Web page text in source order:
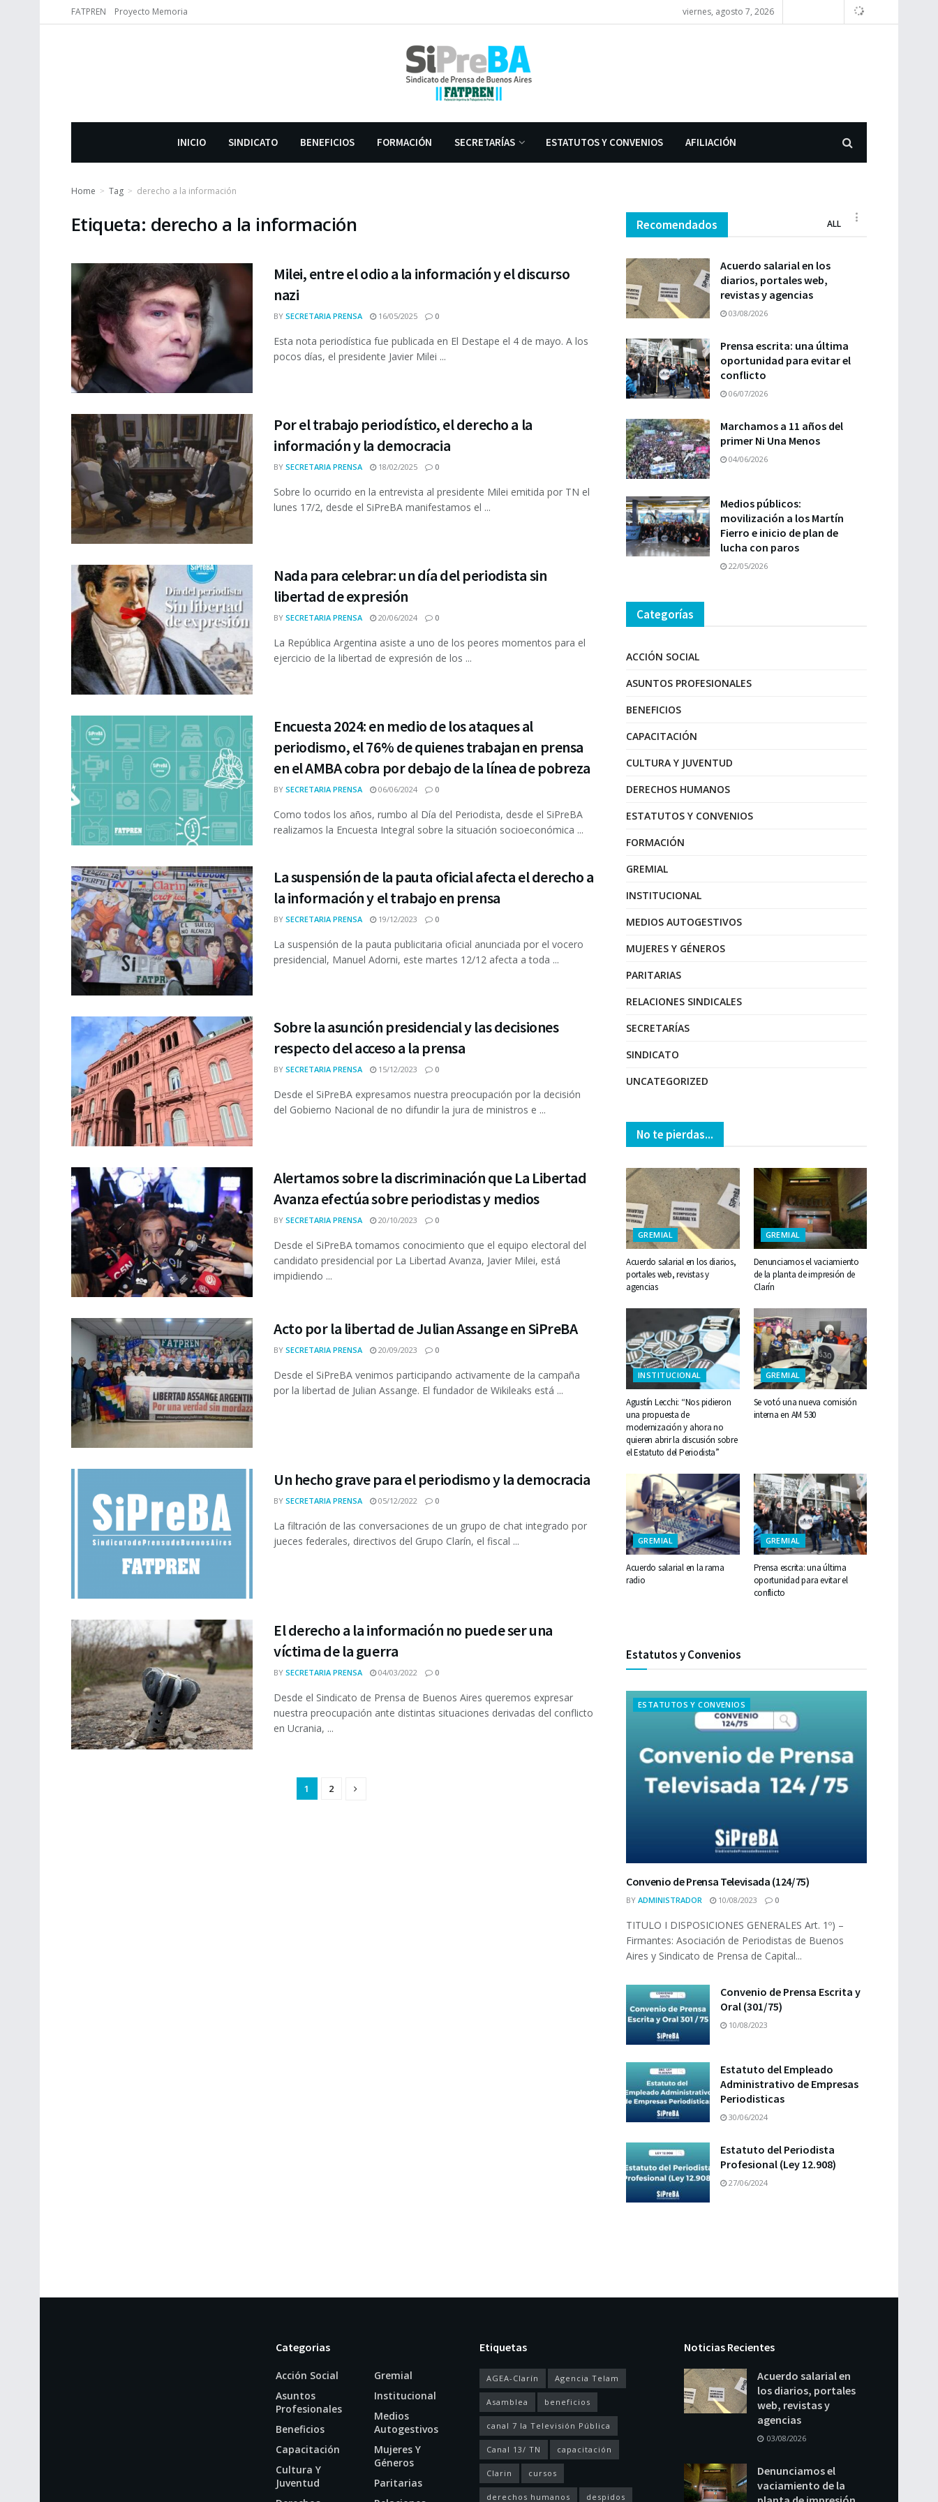
FATPREN Proyecto Memoria viernes, agosto 7, 2026
INICIO SINDICATO BENEFICIOS FORMACIÓN SECRETARÍAS ESTATUTOS Y CONVENIOS AFILIACIÓN
Home Tag derecho a la información
Etiqueta: derecho a la información
Milei, entre el odio a la información y el discurso
nazi
BY SECRETARIA PRENSA 16/05/2025 0
Esta nota periodística fue publicada en El Destape el 4 de mayo. A los
pocos días, el presidente Javier Milei ...
Por el trabajo periodístico, el derecho a la
información y la democracia
BY SECRETARIA PRENSA 18/02/2025 0
Sobre lo ocurrido en la entrevista al presidente Milei emitida por TN el
lunes 17/2, desde el SiPreBA manifestamos el ...
Nada para celebrar: un día del periodista sin
libertad de expresión
BY SECRETARIA PRENSA 20/06/2024 0
La República Argentina asiste a uno de los peores momentos para el
ejercicio de la libertad de expresión de los ...
Encuesta 2024: en medio de los ataques al
periodismo, el 76% de quienes trabajan en prensa
en el AMBA cobra por debajo de la línea de pobreza
BY SECRETARIA PRENSA 06/06/2024 0
Como todos los años, rumbo al Día del Periodista, desde el SiPreBA
realizamos la Encuesta Integral sobre la situación socioeconómica ...
La suspensión de la pauta oficial afecta el derecho a
la información y el trabajo en prensa
BY SECRETARIA PRENSA 19/12/2023 0
La suspensión de la pauta publicitaria oficial anunciada por el vocero
presidencial, Manuel Adorni, este martes 12/12 afecta a toda ...
Sobre la asunción presidencial y las decisiones
respecto del acceso a la prensa
BY SECRETARIA PRENSA 15/12/2023 0
Desde el SiPreBA expresamos nuestra preocupación por la decisión
del Gobierno Nacional de no difundir la jura de ministros e ...
Alertamos sobre la discriminación que La Libertad
Avanza efectúa sobre periodistas y medios
BY SECRETARIA PRENSA 20/10/2023 0
Desde el SiPreBA tomamos conocimiento que el equipo electoral del
candidato presidencial por La Libertad Avanza, Javier Milei, está
impidiendo ...
Acto por la libertad de Julian Assange en SiPreBA
BY SECRETARIA PRENSA 20/09/2023 0
Desde el SiPreBA venimos participando activamente de la campaña
por la libertad de Julian Assange. El fundador de Wikileaks está ...
Un hecho grave para el periodismo y la democracia
BY SECRETARIA PRENSA 05/12/2022 0
La filtración de las conversaciones de un grupo de chat integrado por
jueces federales, directivos del Grupo Clarín, el fiscal ...
El derecho a la información no puede ser una
víctima de la guerra
BY SECRETARIA PRENSA 04/03/2022 0
Desde el Sindicato de Prensa de Buenos Aires queremos expresar
nuestra preocupación ante distintas situaciones derivadas del conflicto
en Ucrania, ...
1 2
Recomendados ALL
Acuerdo salarial en los
diarios, portales web,
revistas y agencias
03/08/2026
Prensa escrita: una última
oportunidad para evitar el
conflicto
06/07/2026
Marchamos a 11 años del
primer Ni Una Menos
04/06/2026
Medios públicos:
movilización a los Martín
Fierro e inicio de plan de
lucha con paros
22/05/2026
Categorías
ACCIÓN SOCIAL
ASUNTOS PROFESIONALES
BENEFICIOS
CAPACITACIÓN
CULTURA Y JUVENTUD
DERECHOS HUMANOS
ESTATUTOS Y CONVENIOS
FORMACIÓN
GREMIAL
INSTITUCIONAL
MEDIOS AUTOGESTIVOS
MUJERES Y GÉNEROS
PARITARIAS
RELACIONES SINDICALES
SECRETARÍAS
SINDICATO
UNCATEGORIZED
No te pierdas...
GREMIAL
Acuerdo salarial en los diarios,
portales web, revistas y
agencias
GREMIAL
Denunciamos el vaciamiento
de la planta de impresión de
Clarín
INSTITUCIONAL
Agustín Lecchi: “Nos pidieron
una propuesta de
modernización y ahora no
quieren abrir la discusión sobre
el Estatuto del Periodista”
GREMIAL
Se votó una nueva comisión
interna en AM 530
GREMIAL
Acuerdo salarial en la rama
radio
GREMIAL
Prensa escrita: una última
oportunidad para evitar el
conflicto
Estatutos y Convenios
ESTATUTOS Y CONVENIOS
Convenio de Prensa Televisada (124/75)
BY ADMINISTRADOR 10/08/2023 0
TITULO I DISPOSICIONES GENERALES Art. 1º) –
Firmantes: Asociación de Periodistas de Buenos
Aires y Sindicato de Prensa de Capital...
Convenio de Prensa Escrita y
Oral (301/75)
10/08/2023
Estatuto del Empleado
Administrativo de Empresas
Periodisticas
30/06/2024
Estatuto del Periodista
Profesional (Ley 12.908)
27/06/2024
Categorias
Acción Social
Asuntos
Profesionales
Beneficios
Capacitación
Cultura Y
Juventud
Gremial
Institucional
Medios
Autogestivos
Mujeres Y
Géneros
Paritarias
Etiquetas
AGEA-Clarín Agencia Telam
Asamblea beneficios
canal 7 la Televisión Pública
Canal 13/ TN capacitación
Clarin cursos
derechos humanos despidos
Noticias Recientes
Acuerdo salarial en
los diarios, portales
web, revistas y
agencias
03/08/2026
Denunciamos el
vaciamiento de la